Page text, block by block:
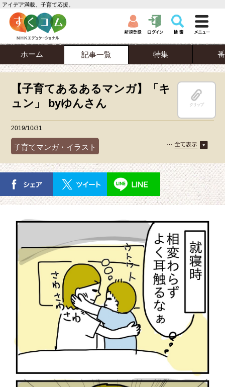
アイデア満載、子育て応援。
ホーム 記事一覧 特集
【子育てあるあるマンガ】「キ
ュン」 byゆんさん
クリップ
2019/10/31
子育てマンガ・イラスト